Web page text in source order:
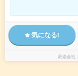
気になる!
派遣会社